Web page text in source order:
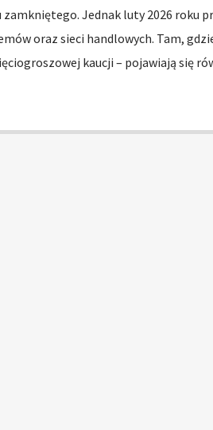
Jednak luty 2026 roku
oraz sieci handlowych. Tam,
kaucji – pojawiają się